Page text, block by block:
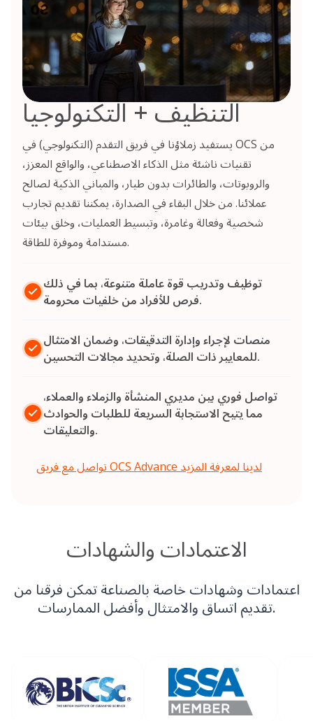
التنظيف + التكنولوجيا
يستفيد زملاؤنا في فريق التقدم (التكنولوجي) في OCS من
تقنيات ناشئة مثل الذكاء الاصطناعي، والواقع المعزز،
والروبوتات، والطائرات بدون طيار، والمباني الذكية لصالح
عملائنا. من خلال البقاء في الصدارة، يمكننا تقديم تجارب
شخصية وفعالة وغامرة، وتبسيط العمليات، وخلق بيئات
مستدامة وموفرة للطاقة.
توظيف وتدريب قوة عاملة متنوعة، بما في ذلك
فرص للأفراد من خلفيات محرومة.
منصات لإجراء وإدارة التدقيقات، وضمان الامتثال
للمعايير ذات الصلة، وتحديد مجالات التحسين.
تواصل فوري بين مديري المنشأة والزملاء والعملاء،
مما يتيح الاستجابة السريعة للطلبات والحوادث
والتعليقات.
تواصل مع فريق OCS Advance لدينا لمعرفة المزيد
الاعتمادات والشهادات
اعتمادات وشهادات خاصة بالصناعة تمكن فرقنا من
تقديم اتساق والامتثال وأفضل الممارسات.